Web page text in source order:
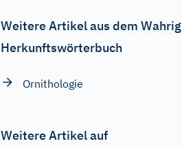
Weitere Artikel aus dem Wahrig
Herkunftswörterbuch
Ornithologie
Weitere Artikel auf